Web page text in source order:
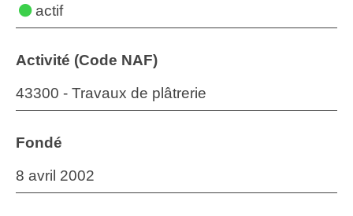
actif
Activité (Code NAF)
43300 - Travaux de plâtrerie
Fondé
8 avril 2002